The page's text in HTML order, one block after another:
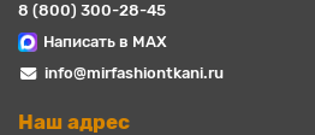
8 (800) 300-28-45
Написать в MAX
info@mirfashiontkani.ru
Наш адрес